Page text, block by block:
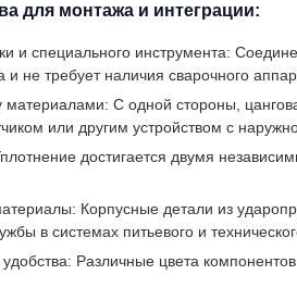
для монтажа и интеграции:
и специального инструмента:
не требует наличия сварочного
С одной стороны,
или другим устройством с
достигается двумя
Корпусные детали из
в системах питьевого и
Различные цвета